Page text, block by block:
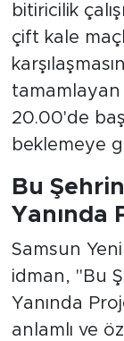
bitiricilik
çift kale
tamamlayan
20.00'de
beklemeye
Bu
Yanında
Samsun
idman, "Bu
Yanında
anlamlı ve